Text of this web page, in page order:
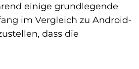
einige grundlegende
im Vergleich zu Android-
dass die